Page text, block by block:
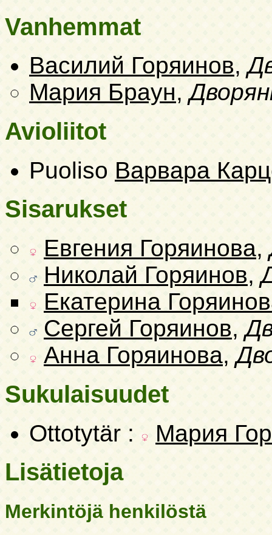
Vanhemmat
Василий Горяинов,
Мария Браун,
Avioliitot
Puoliso Варвара
Sisarukset
Евгения Горяинова,
Николай Горяинов,
Екатерина
Сергей Горяинов,
Анна Горяинова,
Sukulaisuudet
Ottotytär : Мария
Lisätietoja
Merkintöjä henkilöstä